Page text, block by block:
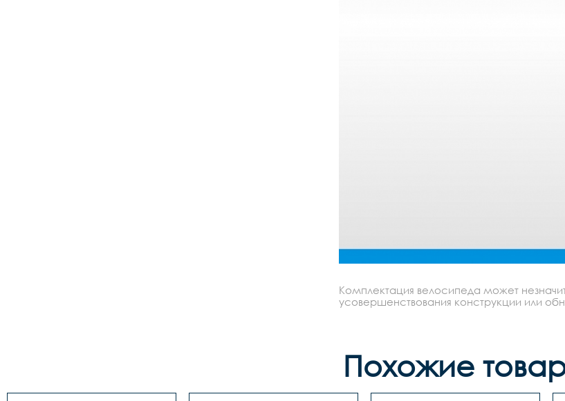
Комплектация велосипеда может
усовершенствования конструкции или
Похожие